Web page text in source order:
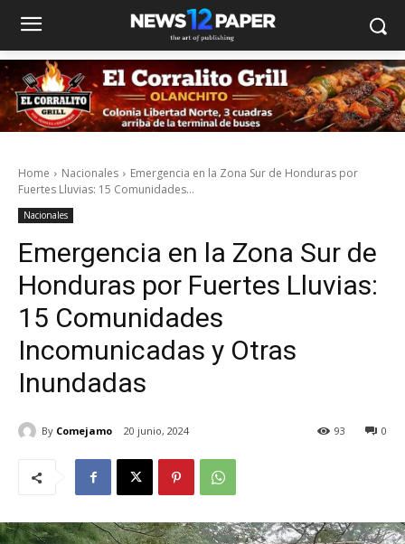
Home Nacionales
Emergencia en la Zona Sur de Honduras por
Fuertes Lluvias: 15 Comunidades...
Nacionales
Emergencia en la Zona Sur de
Honduras por Fuertes Lluvias:
15 Comunidades
Incomunicadas y Otras
Inundadas
By Comejamo 20 junio, 2024 0
93